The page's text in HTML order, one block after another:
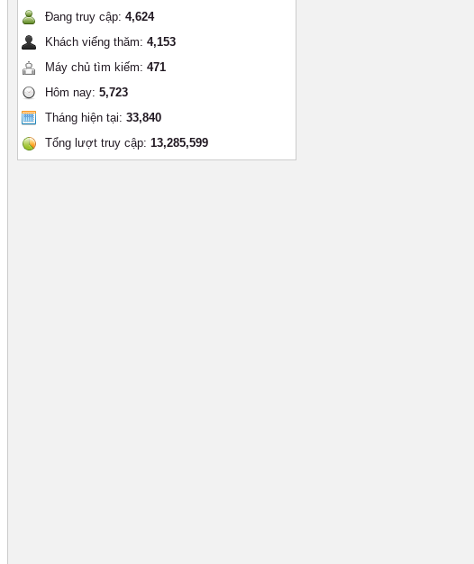
Đang truy cập: 4,624
Khách viếng thăm: 4,153
Máy chủ tìm kiếm: 471
Hôm nay: 5,723
Tháng hiện tại: 33,840
Tổng lượt truy cập: 13,285,599